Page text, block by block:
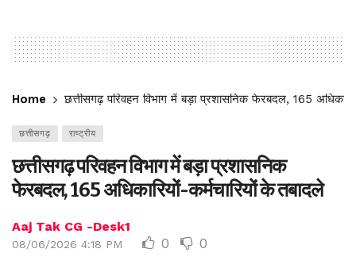
Home छत्तीसगढ़ परिवहन विभाग में बड़ा प्रशासनिक फेरबदल, 165
छत्तीसगढ़ राष्ट्रीय
छत्तीसगढ़ परिवहन विभाग में बड़ा प्रशासनिक
फेरबदल, 165 अधिकारियों-कर्मचारियों के तबादले
Aaj Tak CG -Desk1
08/06/2026 4:18 PM 0 0